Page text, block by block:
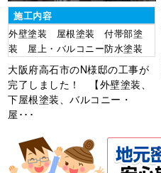
施工内容
外壁塗装 屋根塗装 付帯部塗
装 屋上・バルコニー防水塗装
大阪府高石市のN様邸の工事が
完了しました！ 【外壁塗装、
下屋根塗装、バルコニー・
屋･･･